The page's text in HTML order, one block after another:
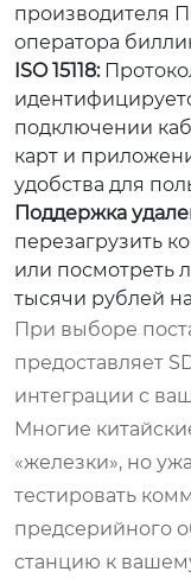
производителя
оператора
ISO 15118:
подключении
карт и
удобства для
Поддержка
перезагрузить
или посмотреть
тысячи рублей
При выборе
предоставляет
интеграции с
Многие
«железки», но
тестировать
предсерийного
станцию к